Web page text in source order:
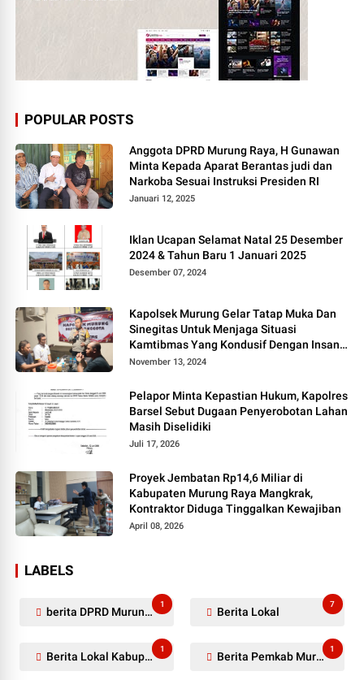
POPULAR POSTS
Anggota DPRD Murung Raya, H Gunawan
Minta Kepada Aparat Berantas judi dan
Narkoba Sesuai Instruksi Presiden RI
Januari 12, 2025
Iklan Ucapan Selamat Natal 25 Desember
2024 & Tahun Baru 1 Januari 2025
Desember 07, 2024
Kapolsek Murung Gelar Tatap Muka Dan
Sinegitas Untuk Menjaga Situasi
Kamtibmas Yang Kondusif Dengan Insan
Pers
November 13, 2024
Pelapor Minta Kepastian Hukum, Kapolres
Barsel Sebut Dugaan Penyerobotan Lahan
Masih Diselidiki
Juli 17, 2026
Proyek Jembatan Rp14,6 Miliar di
Kabupaten Murung Raya Mangkrak,
Kontraktor Diduga Tinggalkan Kewajiban
April 08, 2026
LABELS
berita DPRD Murung Raya
1
Berita Lokal
7
Berita Lokal Kabupaten Barito Utara
1
Berita Pemkab Murung Raya
1